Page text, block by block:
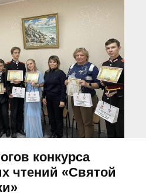
конкурса
чтений «Святой